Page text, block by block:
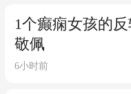
1个癫痫女孩的
敬佩
6小时前